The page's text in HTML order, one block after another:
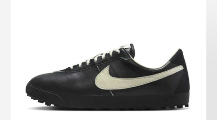
プライバシーポリシー お問い合わせ